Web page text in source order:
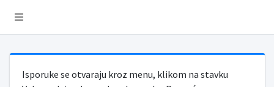
Isporuke se otvaraju kroz menu, klikom na stavku